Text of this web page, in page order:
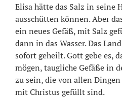
Elisa hätte das Salz in seine
ausschütten können. Aber
ein neues Gefäß, mit Salz
dann in das Wasser. Das
sofort geheilt. Gott gebe es,
mögen, taugliche Gefäße in
zu sein, die von allen
mit Christus gefüllt sind.